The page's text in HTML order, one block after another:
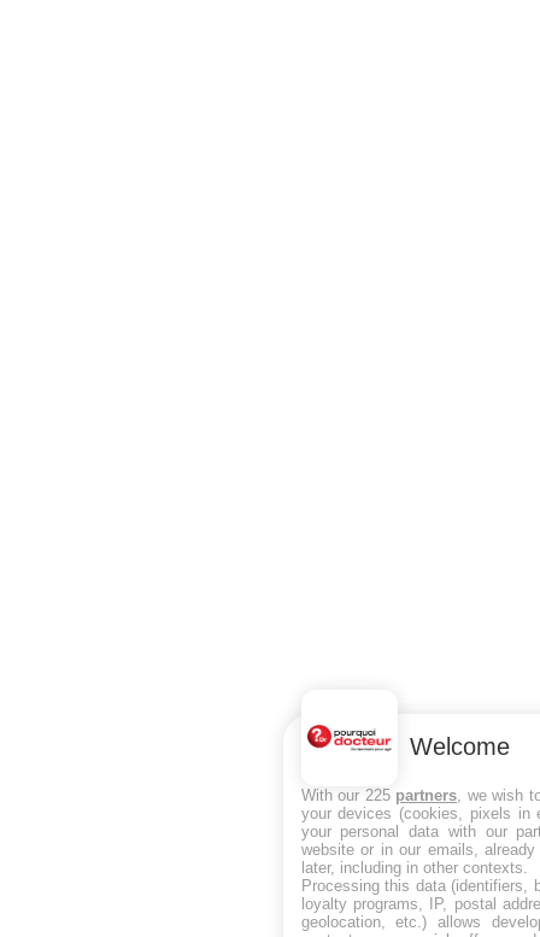
Welcome
With our 225 partners , we wish
your devices (cookies, pixels in
your personal data with our
website or in our emails,
later, including in other contexts.
Processing this data (identifiers,
loyalty programs, IP, postal
geolocation, etc.) allows